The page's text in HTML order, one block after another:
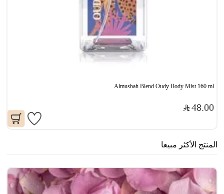
Almusbah Blend Oudy Body Mist 160 ml
48.00
المنتج الأكثر مبيعا